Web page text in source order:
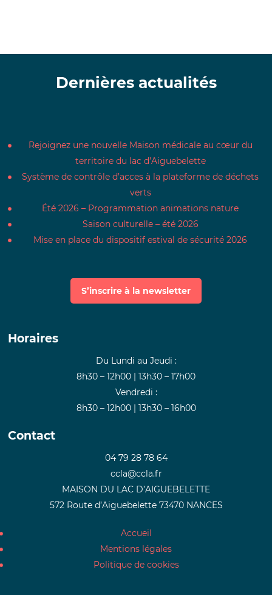
Dernières actualités
Rejoignez une nouvelle Maison médicale au cœur du
territoire du lac d’Aiguebelette
Système de contrôle d’acces à la plateforme de déchets
verts
Été 2026 – Programmation animations nature
Saison culturelle – été 2026
Mise en place du dispositif estival de sécurité 2026
S’inscrire à la newsletter
Horaires
Du Lundi au Jeudi :
8h30 – 12h00 | 13h30 – 17h00
Vendredi :
8h30 – 12h00 | 13h30 – 16h00
Contact
04 79 28 78 64
ccla@ccla.fr
MAISON DU LAC D’AIGUEBELETTE
572 Route d’Aiguebelette 73470 NANCES
Accueil
Mentions légales
Politique de cookies